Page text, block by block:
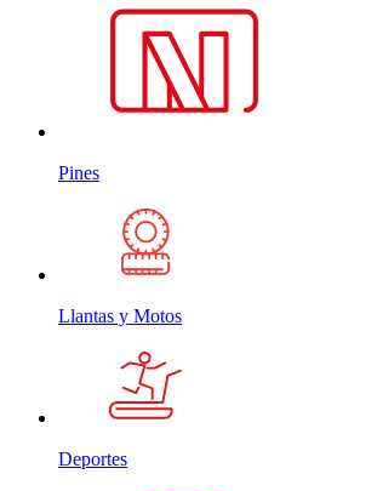
Pines
Llantas y Motos
Deportes